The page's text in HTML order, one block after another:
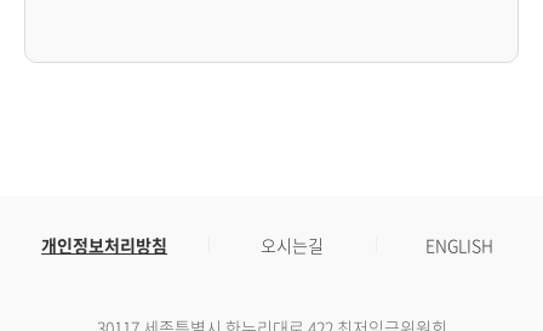
개인정보처리방침 오시는길 ENGLISH